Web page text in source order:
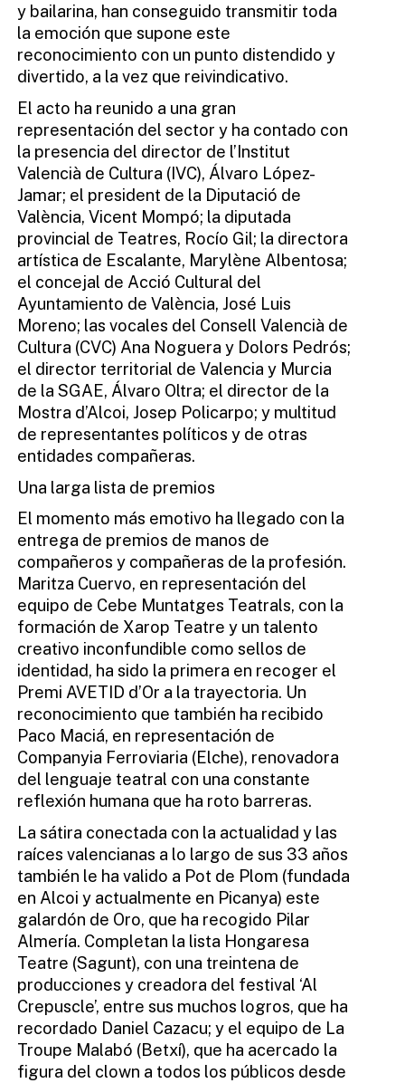
y bailarina, han conseguido transmitir toda
la emoción que supone este
reconocimiento con un punto distendido y
divertido, a la vez que reivindicativo.
El acto ha reunido a una gran
representación del sector y ha contado con
la presencia del director de l’Institut
Valencià de Cultura (IVC), Álvaro López-
Jamar; el president de la Diputació de
València, Vicent Mompó; la diputada
provincial de Teatres, Rocío Gil; la directora
artística de Escalante, Marylène Albentosa;
el concejal de Acció Cultural del
Ayuntamiento de València, José Luis
Moreno; las vocales del Consell Valencià de
Cultura (CVC) Ana Noguera y Dolors Pedrós;
el director territorial de Valencia y Murcia
de la SGAE, Álvaro Oltra; el director de la
Mostra d’Alcoi, Josep Policarpo; y multitud
de representantes políticos y de otras
entidades compañeras.
Una larga lista de premios
El momento más emotivo ha llegado con la
entrega de premios de manos de
compañeros y compañeras de la profesión.
Maritza Cuervo, en representación del
equipo de Cebe Muntatges Teatrals, con la
formación de Xarop Teatre y un talento
creativo inconfundible como sellos de
identidad, ha sido la primera en recoger el
Premi AVETID d’Or a la trayectoria. Un
reconocimiento que también ha recibido
Paco Maciá, en representación de
Companyia Ferroviaria (Elche), renovadora
del lenguaje teatral con una constante
reflexión humana que ha roto barreras.
La sátira conectada con la actualidad y las
raíces valencianas a lo largo de sus 33 años
también le ha valido a Pot de Plom (fundada
en Alcoi y actualmente en Picanya) este
galardón de Oro, que ha recogido Pilar
Almería. Completan la lista Hongaresa
Teatre (Sagunt), con una treintena de
producciones y creadora del festival ‘Al
Crepuscle’, entre sus muchos logros, que ha
recordado Daniel Cazacu; y el equipo de La
Troupe Malabó (Betxí), que ha acercado la
figura del clown a todos los públicos desde